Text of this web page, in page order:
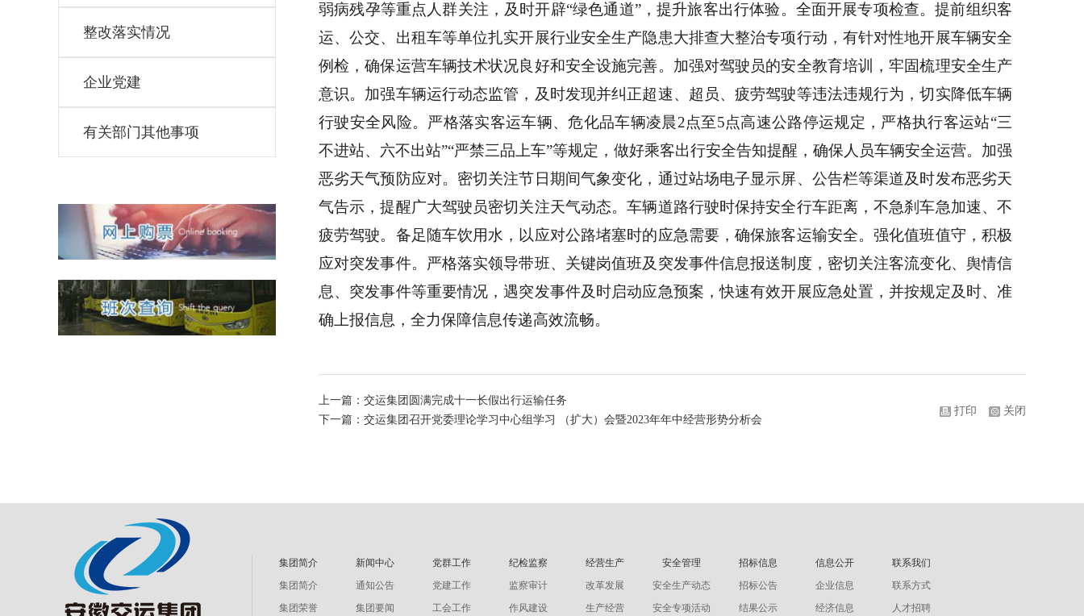
整改落实情况
企业党建
有关部门其他事项
弱病残孕等重点人群关注，及时开辟“绿色通道”，提升旅客出行体验。 全面开展专项检查。提前组织客
运、公交、出租车等单位扎实开展行业安全生产隐患大排查大整治专项行动，有针对性地开展车辆安全
例检，确保运营车辆技术状况良好和安全设施完善。加强对驾驶员的安全教育培训，牢固梳理安全生产
意识。加强车辆运行动态监管，及时发现并纠正超速、超员、疲劳驾驶等违法违规行为，切实降低车辆
行驶安全风险。严格落实客运车辆、危化品车辆凌晨2点至5点高速公路停运规定， 严格执行客运站“三
不进站、六不出站”“严禁三品上车”等规定，做好乘客出行安全告知提醒，确保人员车辆安全运营。加强
恶劣天气预防应对。密切关注节日期间气象变化，通过站场电子显示屏、公告栏等渠道及时发布恶劣天
气告示，提醒广大驾驶员密切关注天气动态。车辆道路行驶时保持安全行车距离，不急刹车急加速、不
疲劳驾驶。备足随车饮用水，以应对公路堵塞时的应急需要，确保旅客运输安全。强化值班值守，积极
应对突发事件。严格落实领导带班、关键岗值班及 突发事件信息报送制度 ，密切关注客流变化、舆情信
息、突发事件等重要情况，遇突发事件及时启动应急预案，快速有效开展应急处置，并按规定及时、准
确上报信息，全力保障信息传递高效流畅。
上一篇：交运集团圆满完成十一长假出行运输任务
下一篇：交运集团召开党委理论学习中心组学习 （扩大）会暨2023年年中经营形势分析会
关闭
打印
集团简介
集团简介
集团荣誉
新闻中心
通知公告
集团要闻
党群工作
党建工作
工会工作
纪检监察
监察审计
作风建设
经营生产
改革发展
生产经营
安全管理
安全生产动态
安全专项活动
招标信息
招标公告
结果公示
信息公开
企业信息
经济信息
联系我们
联系方式
人才招聘